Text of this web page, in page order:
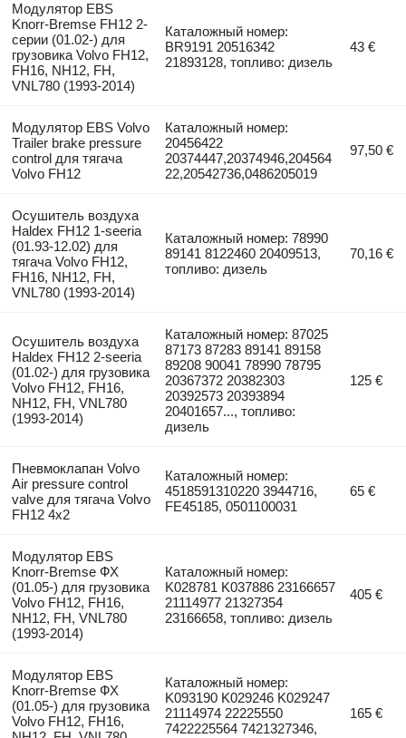
Модулятор EBS
Knorr-Bremse FH12 2-
серии (01.02-) для
грузовика Volvo FH12,
FH16, NH12, FH,
VNL780 (1993-2014)
Каталожный номер:
BR9191 20516342
21893128, топливо: дизель
43 €
Модулятор EBS Volvo
Trailer brake pressure
control для тягача
Volvo FH12
Каталожный номер:
20456422
20374447,20374946,204564
22,20542736,0486205019
97,50 €
Осушитель воздуха
Haldex FH12 1-seeria
(01.93-12.02) для
тягача Volvo FH12,
FH16, NH12, FH,
VNL780 (1993-2014)
Каталожный номер: 78990
89141 8122460 20409513,
топливо: дизель
70,16 €
Осушитель воздуха
Haldex FH12 2-seeria
(01.02-) для грузовика
Volvo FH12, FH16,
NH12, FH, VNL780
(1993-2014)
Каталожный номер: 87025
87173 87283 89141 89158
89208 90041 78990 78795
20367372 20382303
20392573 20393894
20401657..., топливо:
дизель
125 €
Пневмоклапан Volvo
Air pressure control
valve для тягача Volvo
FH12 4x2
Каталожный номер:
4518591310220 3944716,
FE45185, 0501100031
65 €
Модулятор EBS
Knorr-Bremse ФХ
(01.05-) для грузовика
Volvo FH12, FH16,
NH12, FH, VNL780
(1993-2014)
Каталожный номер:
K028781 K037886 23166657
21114977 21327354
23166658, топливо: дизель
405 €
Модулятор EBS
Knorr-Bremse ФХ
(01.05-) для грузовика
Volvo FH12, FH16,
Каталожный номер:
K093190 K029246 K029247
21114974 22225550
7422225564 7421327346,
165 €